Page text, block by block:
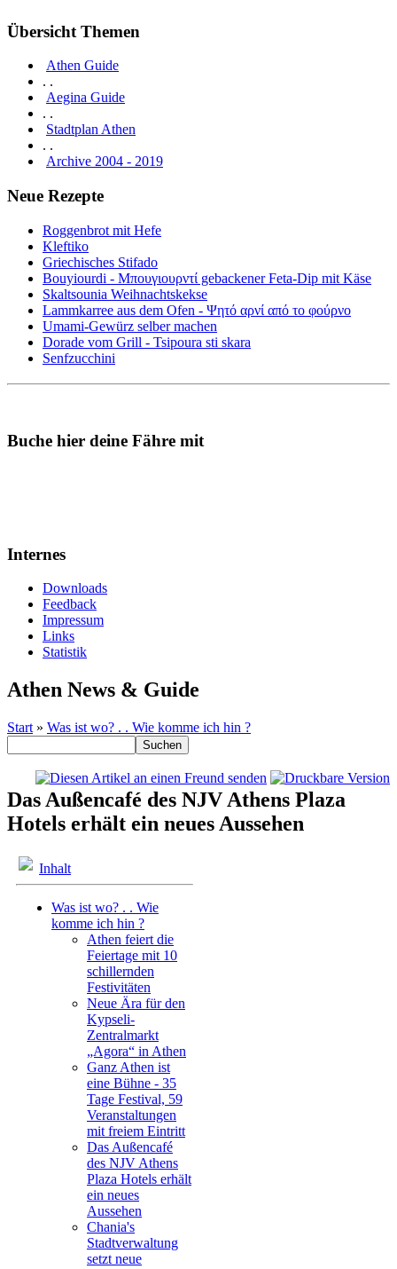
Übersicht Themen
Athen Guide
. .
Aegina Guide
. .
Stadtplan Athen
. .
Archive 2004 - 2019
Neue Rezepte
Roggenbrot mit Hefe
Kleftiko
Griechisches Stifado
Bouyiourdi - Μπουγιουρντί gebackener Feta-Dip mit Käse
Skaltsounia Weihnachtskekse
Lammkarree aus dem Ofen - Ψητό αρνί από το φούρνο
Umami-Gewürz selber machen
Dorade vom Grill - Tsipoura sti skara
Senfzucchini
Buche hier deine Fähre mit
Internes
Downloads
Feedback
Impressum
Links
Statistik
Athen News & Guide
Start » Was ist wo? . . Wie komme ich hin ?
Das Außencafé des NJV Athens Plaza
Hotels erhält ein neues Aussehen
Inhalt
Was ist wo? . . Wie
komme ich hin ?
Athen feiert die
Feiertage mit 10
schillernden
Festivitäten
Neue Ära für den
Kypseli-
Zentralmarkt
„Agora“ in Athen
Ganz Athen ist
eine Bühne - 35
Tage Festival, 59
Veranstaltungen
mit freiem Eintritt
Das Außencafé
des NJV Athens
Plaza Hotels erhält
ein neues
Aussehen
Chania's
Stadtverwaltung
setzt neue